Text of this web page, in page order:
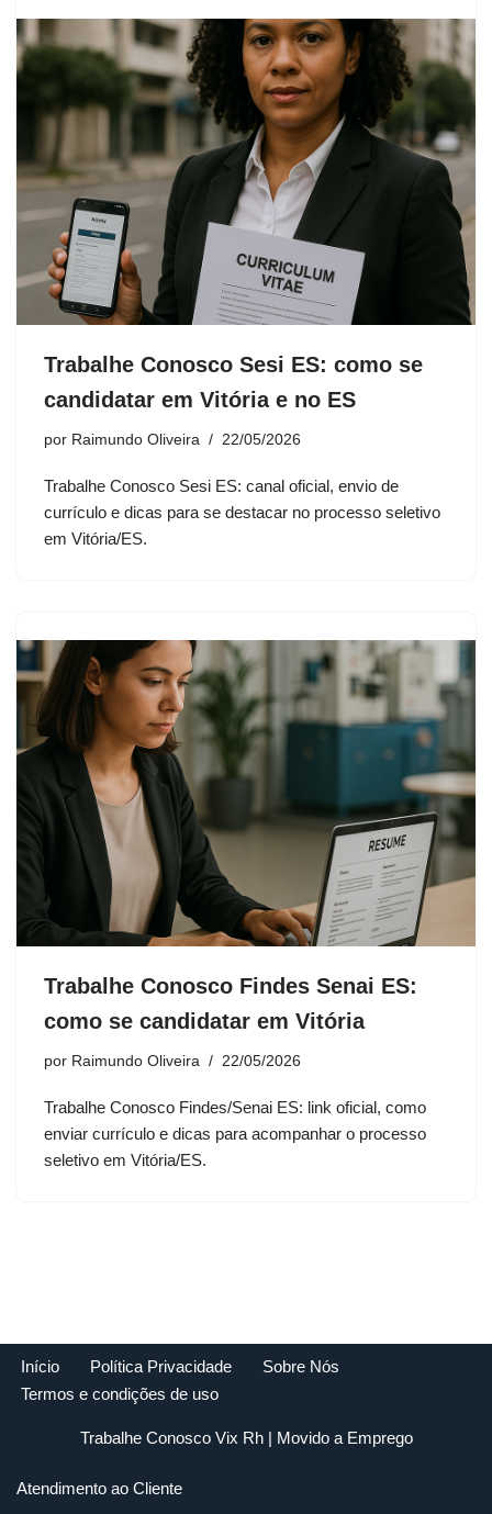
Trabalhe Conosco Sesi ES: como se
candidatar em Vitória e no ES
por Raimundo Oliveira 22/05/2026
Trabalhe Conosco Sesi ES: canal oficial, envio de
currículo e dicas para se destacar no processo seletivo
em Vitória/ES.
Trabalhe Conosco Findes Senai ES:
como se candidatar em Vitória
por Raimundo Oliveira 22/05/2026
Trabalhe Conosco Findes/Senai ES: link oficial, como
enviar currículo e dicas para acompanhar o processo
seletivo em Vitória/ES.
Início Política Privacidade
Sobre Nós
Termos e condições de uso
Trabalhe Conosco Vix Rh| Movido a Emprego
Atendimento ao Cliente